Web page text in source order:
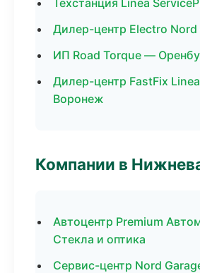
Техстанция Linea
Дилер-центр Electro
ИП Road Torque —
Дилер-центр FastFix
Воронеж
Компании в
Автоцентр Premium
Стекла и оптика
Сервис-центр Nord